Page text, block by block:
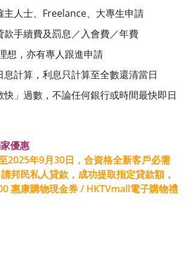
主人士、Freelance、大專生申請
款手續費及罰息／入會費／年費
想，亦有專人跟進申請
息計算，利息只計算至全數還清當日
快」過數，不論任何銀行或時間最快即日
優惠
2025年9月30日，合資格全新客戶必需
邦民私人貸款，成功提取指定貸款額，
惠康購物現金券 / HKTVmall電子購物禮